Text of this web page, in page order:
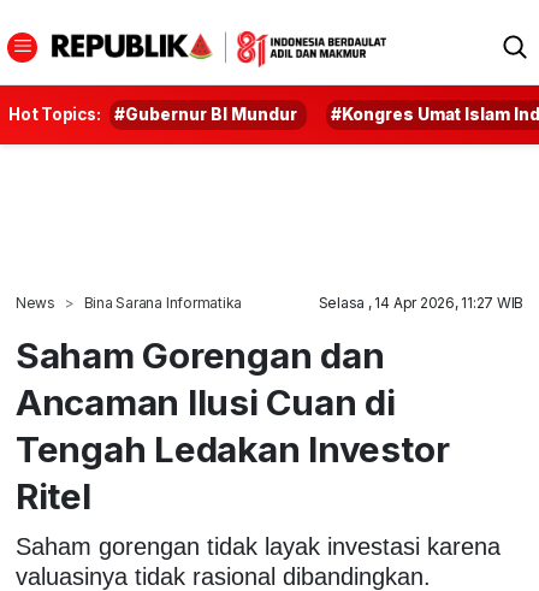
Hot Topics: #Gubernur BI Mundur #Kongres Umat Islam
News Bina Sarana Informatika Selasa , 14 Apr 2026, 11:27 WIB
Saham Gorengan dan
Ancaman Ilusi Cuan di
Tengah Ledakan Investor
Ritel
Saham gorengan tidak layak investasi karena
valuasinya tidak rasional dibandingkan.